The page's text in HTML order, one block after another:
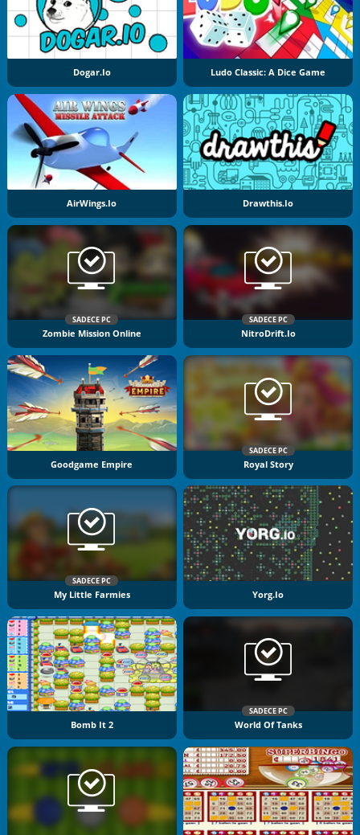
Dogar.io Ludo Classic: A Dice Game
AirWings.io Drawthis.io
SADECE PC
Zombie Mission Online
SADECE PC
NitroDrift.io
Goodgame Empire
SADECE PC
Royal Story
SADECE PC
My Little Farmies Yorg.io
Bomb It 2
SADECE PC
World Of Tanks